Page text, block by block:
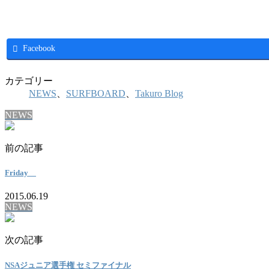
Facebook
カテゴリー
NEWS
SURFBOARD Takuro Blog
NEWS
前の記事
Friday
2015.06.19
NEWS
次の記事
NSAジュニア選手権 セミファイナル